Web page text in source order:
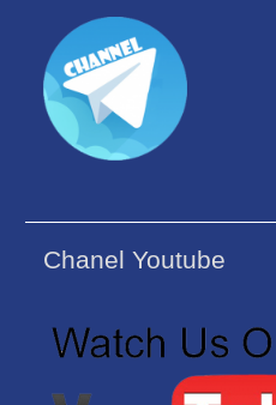
Chanel Youtube